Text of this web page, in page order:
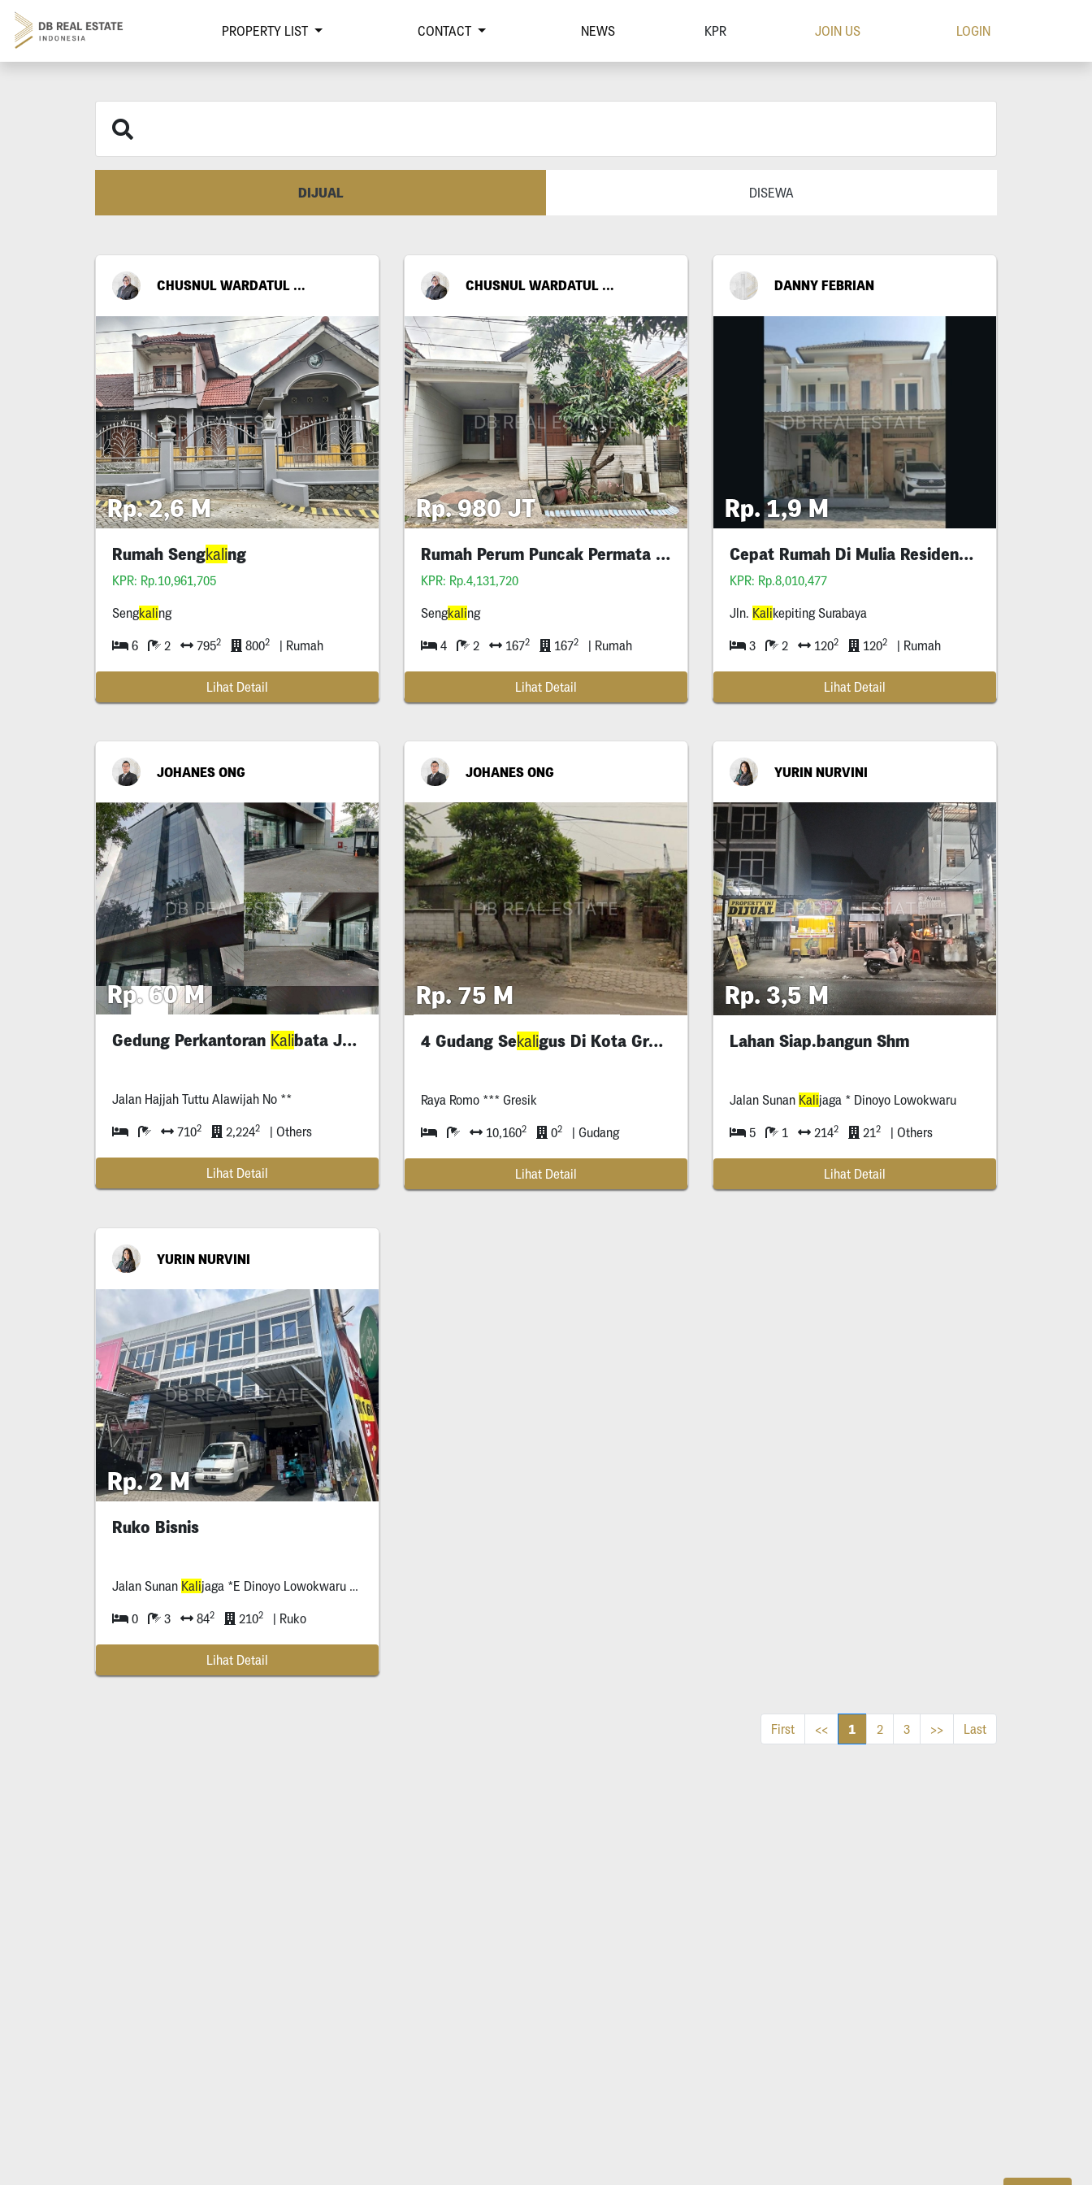
PROPERTY LIST CONTACT NEWS KPR JOIN US LOGIN
DIJUAL DISEWA
CHUSNUL WARDATUL FITRIYA
Rp. 2,6 M
Rumah Sengkaling
KPR: Rp.10,961,705
Sengkaling
6 2 7952 8002 | Rumah
Lihat Detail
CHUSNUL WARDATUL FITRIYA
Rp. 980 JT
Rumah Perum Puncak Permata Seng ng
KPR: Rp.4,131,720
Sengkaling
4 2 1672 1672 | Rumah
Lihat Detail
DANNY FEBRIAN
Rp. 1,9 M
Cepat Rumah Di Mulia Residence Dekat Unair
KPR: Rp.8,010,477
Jln. Kalikepiting Surabaya
3 2 1202 1202 | Rumah
Lihat Detail
JOHANES ONG
Rp. 60 M
Gedung Perkantoran Kalibata Jakarta
Jalan Hajjah Tuttu Alawijah No **
7102 2,2242 | Others
Lihat Detail
JOHANES ONG
Rp. 75 M
4 Gudang Sekaligus Di Kota Gresik
Raya Romo *** Gresik
10,1602 02 | Gudang
Lihat Detail
YURIN NURVINI
Rp. 3,5 M
Lahan Siap.bangun Shm
Jalan Sunan Kalijaga * Dinoyo Lowokwaru
5 1 2142 212 | Others
Lihat Detail
YURIN NURVINI
Rp. 2 M
Ruko Bisnis
Jalan Sunan Kalijaga *E Dinoyo Lowokwaru Malang
0 3 842 2102 | Ruko
Lihat Detail
First << 1 2 3 >> Last